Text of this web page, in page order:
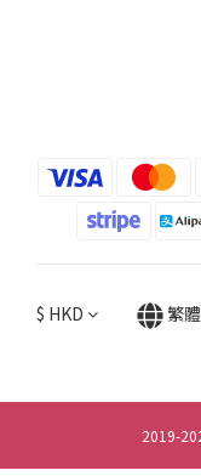
$ HKD 繁
2019-